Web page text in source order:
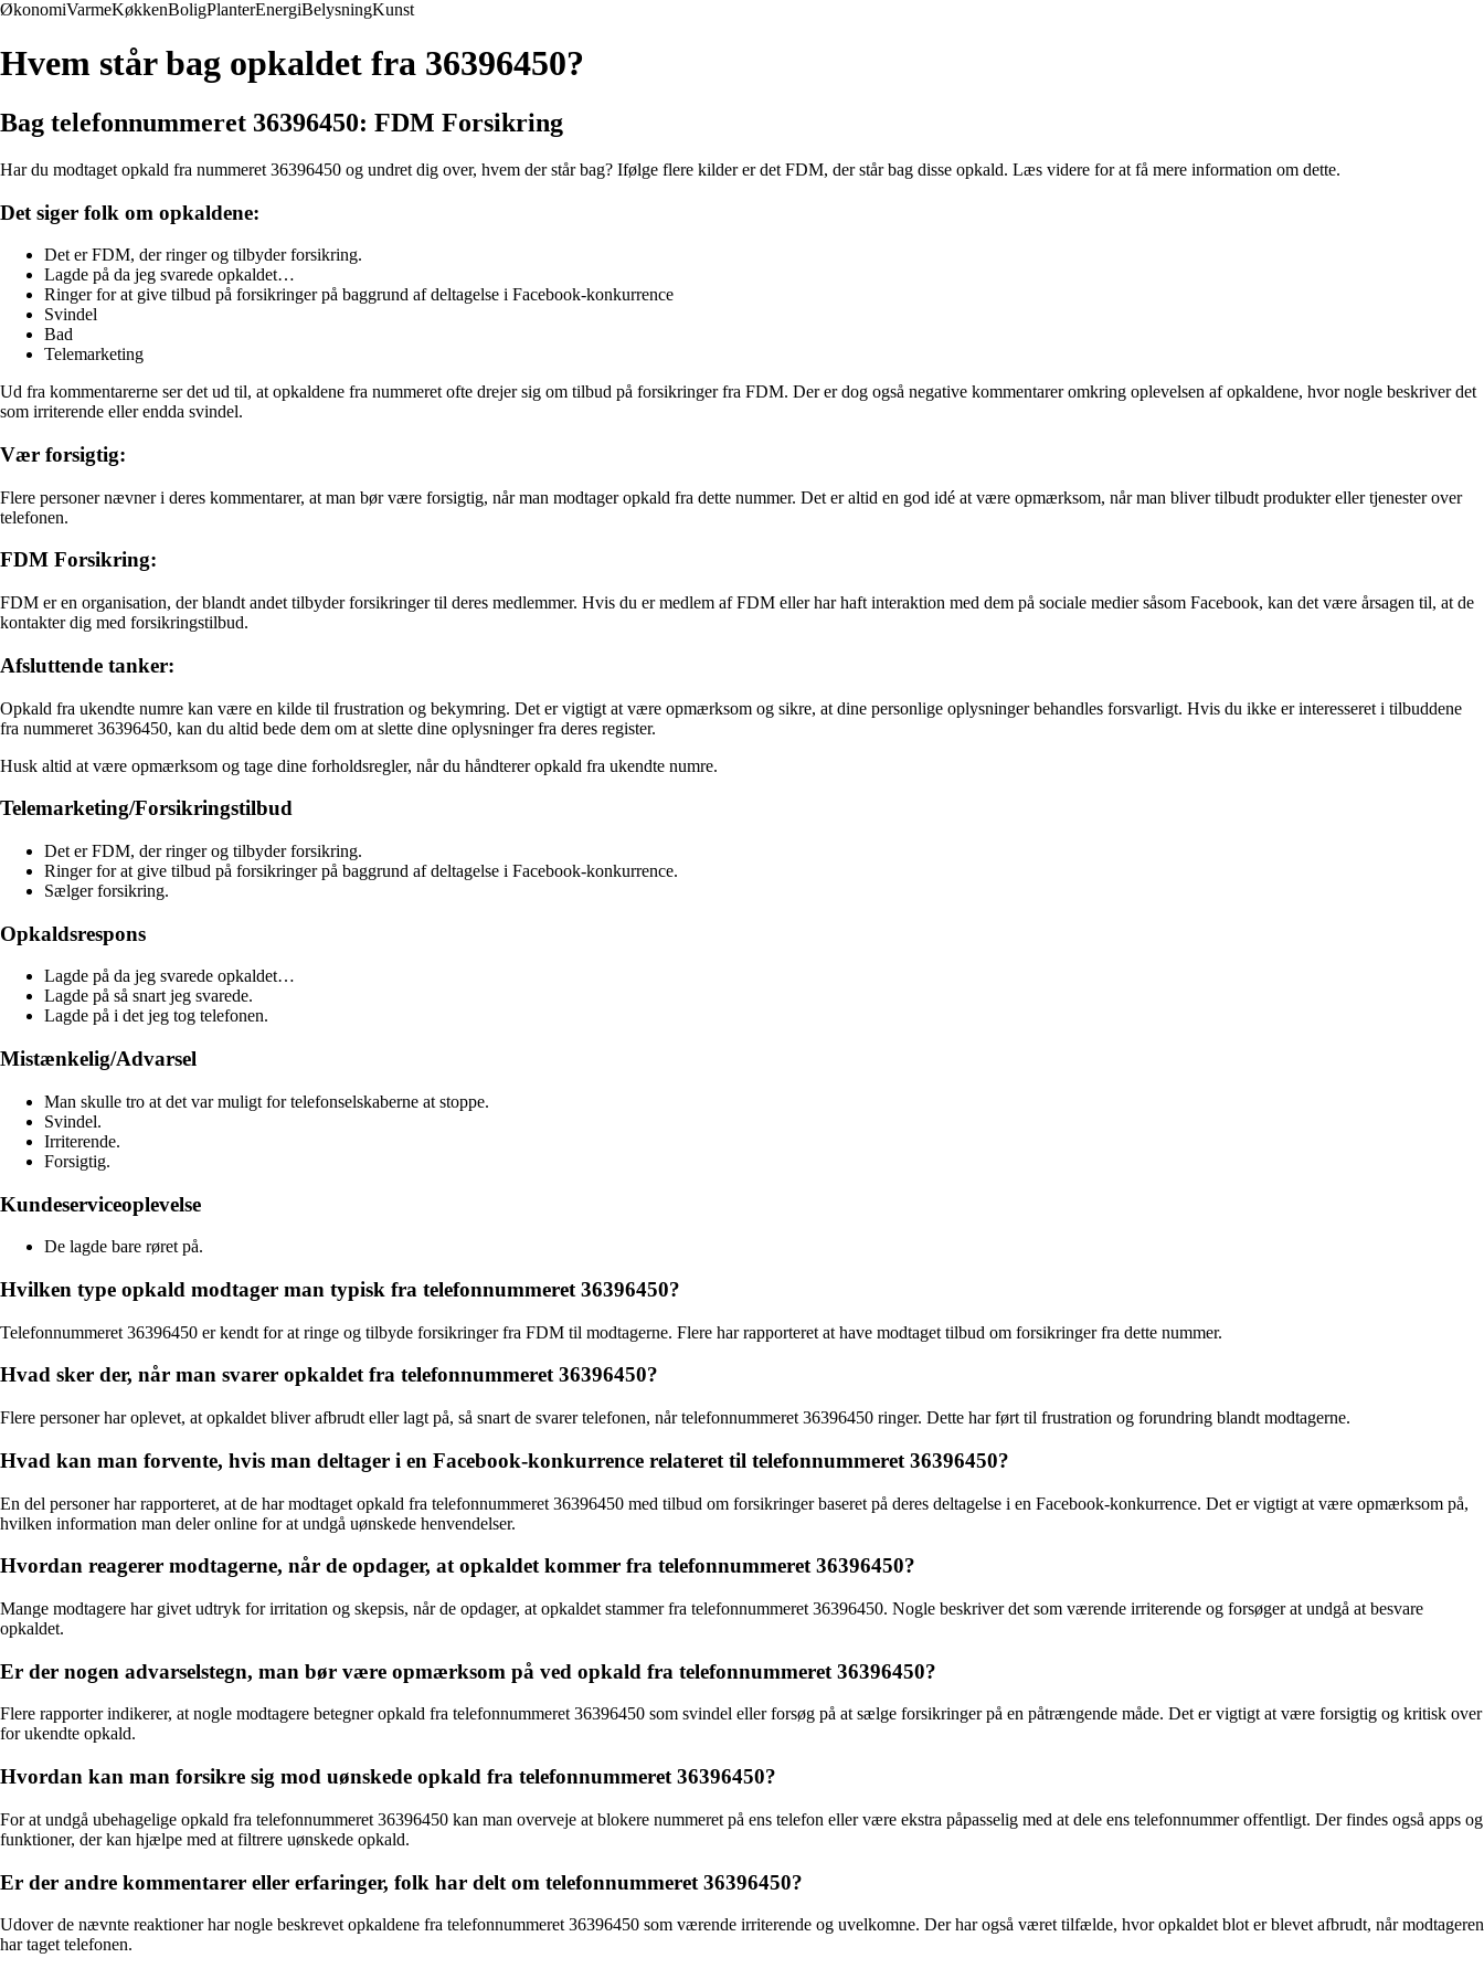
ØkonomiVarmeKøkkenBoligPlanterEnergiBelysningKunst
Hvem står bag opkaldet fra 36396450?
Bag telefonnummeret 36396450: FDM Forsikring
Har du modtaget opkald fra nummeret 36396450 og undret dig over, hvem der står bag? Ifølge flere kilder er det FDM, der står bag disse opkald. Læs videre for at få mere information om dette.
Det siger folk om opkaldene:
Det er FDM, der ringer og tilbyder forsikring.
Lagde på da jeg svarede opkaldet…
Ringer for at give tilbud på forsikringer på baggrund af deltagelse i Facebook-konkurrence
Svindel
Bad
Telemarketing
Ud fra kommentarerne ser det ud til, at opkaldene fra nummeret ofte drejer sig om tilbud på forsikringer fra FDM. Der er dog også negative kommentarer omkring oplevelsen af opkaldene, hvor nogle beskriver det
som irriterende eller endda svindel.
Vær forsigtig:
Flere personer nævner i deres kommentarer, at man bør være forsigtig, når man modtager opkald fra dette nummer. Det er altid en god idé at være opmærksom, når man bliver tilbudt produkter eller tjenester over
telefonen.
FDM Forsikring:
FDM er en organisation, der blandt andet tilbyder forsikringer til deres medlemmer. Hvis du er medlem af FDM eller har haft interaktion med dem på sociale medier såsom Facebook, kan det være årsagen til, at de
kontakter dig med forsikringstilbud.
Afsluttende tanker:
Opkald fra ukendte numre kan være en kilde til frustration og bekymring. Det er vigtigt at være opmærksom og sikre, at dine personlige oplysninger behandles forsvarligt. Hvis du ikke er interesseret i tilbuddene
fra nummeret 36396450, kan du altid bede dem om at slette dine oplysninger fra deres register.
Husk altid at være opmærksom og tage dine forholdsregler, når du håndterer opkald fra ukendte numre.
Telemarketing/Forsikringstilbud
Det er FDM, der ringer og tilbyder forsikring.
Ringer for at give tilbud på forsikringer på baggrund af deltagelse i Facebook-konkurrence.
Sælger forsikring.
Opkaldsrespons
Lagde på da jeg svarede opkaldet…
Lagde på så snart jeg svarede.
Lagde på i det jeg tog telefonen.
Mistænkelig/Advarsel
Man skulle tro at det var muligt for telefonselskaberne at stoppe.
Svindel.
Irriterende.
Forsigtig.
Kundeserviceoplevelse
De lagde bare røret på.
Hvilken type opkald modtager man typisk fra telefonnummeret 36396450?
Telefonnummeret 36396450 er kendt for at ringe og tilbyde forsikringer fra FDM til modtagerne. Flere har rapporteret at have modtaget tilbud om forsikringer fra dette nummer.
Hvad sker der, når man svarer opkaldet fra telefonnummeret 36396450?
Flere personer har oplevet, at opkaldet bliver afbrudt eller lagt på, så snart de svarer telefonen, når telefonnummeret 36396450 ringer. Dette har ført til frustration og forundring blandt modtagerne.
Hvad kan man forvente, hvis man deltager i en Facebook-konkurrence relateret til telefonnummeret 36396450?
En del personer har rapporteret, at de har modtaget opkald fra telefonnummeret 36396450 med tilbud om forsikringer baseret på deres deltagelse i en Facebook-konkurrence. Det er vigtigt at være opmærksom på,
hvilken information man deler online for at undgå uønskede henvendelser.
Hvordan reagerer modtagerne, når de opdager, at opkaldet kommer fra telefonnummeret 36396450?
Mange modtagere har givet udtryk for irritation og skepsis, når de opdager, at opkaldet stammer fra telefonnummeret 36396450. Nogle beskriver det som værende irriterende og forsøger at undgå at besvare
opkaldet.
Er der nogen advarselstegn, man bør være opmærksom på ved opkald fra telefonnummeret 36396450?
Flere rapporter indikerer, at nogle modtagere betegner opkald fra telefonnummeret 36396450 som svindel eller forsøg på at sælge forsikringer på en påtrængende måde. Det er vigtigt at være forsigtig og kritisk over
for ukendte opkald.
Hvordan kan man forsikre sig mod uønskede opkald fra telefonnummeret 36396450?
For at undgå ubehagelige opkald fra telefonnummeret 36396450 kan man overveje at blokere nummeret på ens telefon eller være ekstra påpasselig med at dele ens telefonnummer offentligt. Der findes også apps og
funktioner, der kan hjælpe med at filtrere uønskede opkald.
Er der andre kommentarer eller erfaringer, folk har delt om telefonnummeret 36396450?
Udover de nævnte reaktioner har nogle beskrevet opkaldene fra telefonnummeret 36396450 som værende irriterende og uvelkomne. Der har også været tilfælde, hvor opkaldet blot er blevet afbrudt, når modtageren
har taget telefonen.